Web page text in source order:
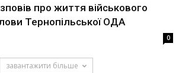
про життя військового
Тернопільської ОДА
0
завантажити більше